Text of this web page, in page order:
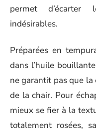
permet d’écarter
indésirables.
Préparées en
dans l’huile
ne garantit pas que
de la chair. Pour
mieux se fier à la
totalement rosées,